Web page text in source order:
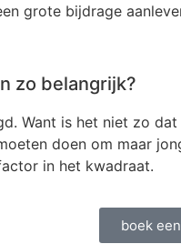
grote bijdrage
zo belangrijk?
Want is het niet zo dat
doen om maar
in het kwadraat.
boek